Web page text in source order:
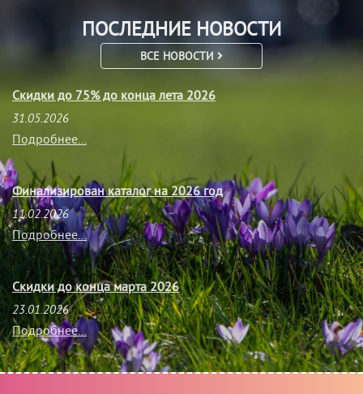
ПОСЛЕДНИЕ НОВОСТИ
ВСЕ НОВОСТИ
Скидки до 75% до конца лета 2026
31.05.2026
Подробнее...
Финализирован каталог на 2026 год
11.02.2026
Подробнее...
Скидки до конца марта 2026
23.01.2026
Подробнее...